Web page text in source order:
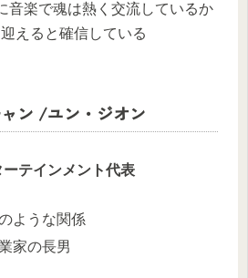
音楽で魂は熱く交流しているか
えると確信している
ン /ユン・ジオン
テインメント代表
ような関係
家の長男